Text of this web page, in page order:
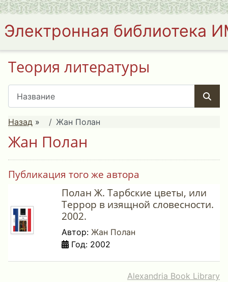
Электронная библиотека
Теория литературы
Назад » Жан Полан
Жан Полан
Публикация того же автора
Полан Ж. Тарбские цветы, или
Террор в изящной словесности.
2002.
Автор: Жан Полан
Год: 2002
Alexandria Book Library